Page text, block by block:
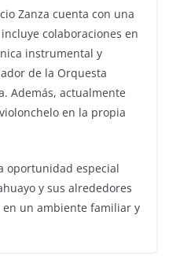
Zanza cuenta con una
colaboraciones en
instrumental y
de la Orquesta
Además, actualmente
en la propia
oportunidad especial
y sus alrededores
un ambiente familiar y